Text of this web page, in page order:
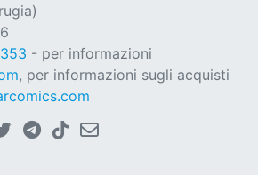
- per informazioni
, per informazioni sugli acquisti